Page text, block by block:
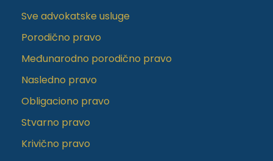
Sve advokatske usluge
Porodično pravo
Međunarodno porodično pravo
Nasledno pravo
Obligaciono pravo
Stvarno pravo
Krivično pravo